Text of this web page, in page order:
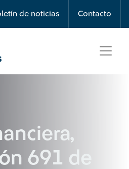
de noticias Contacto
691 de